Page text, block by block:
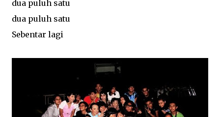
dua puluh satu
dua puluh satu
Sebentar lagi